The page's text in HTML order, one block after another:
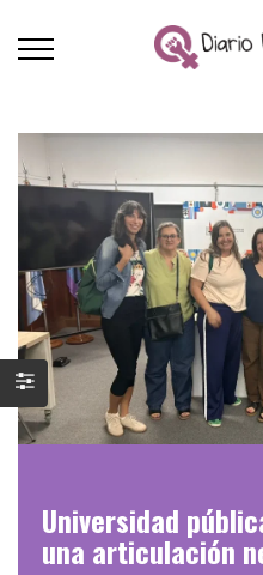
Universidad
una articulación